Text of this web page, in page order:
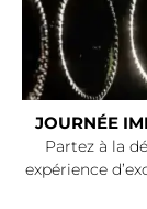
JOURNÉE
Partez à la
expérience